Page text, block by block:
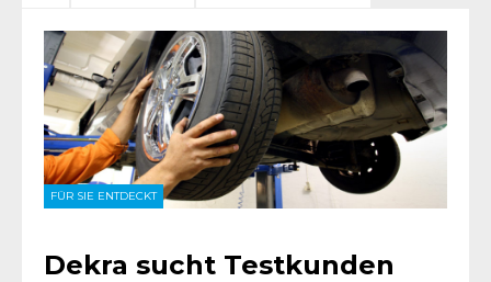
FÜR SIE ENTDECKT
Dekra sucht Testkunden